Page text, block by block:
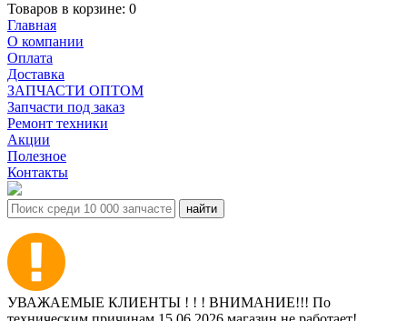
Товаров в корзине: 0
Главная
О компании
Оплата
Доставка
ЗАПЧАСТИ ОПТОМ
Запчасти под заказ
Ремонт техники
Акции
Полезное
Контакты
УВАЖАЕМЫЕ КЛИЕНТЫ ! ! ! ВНИМАНИЕ!!! По